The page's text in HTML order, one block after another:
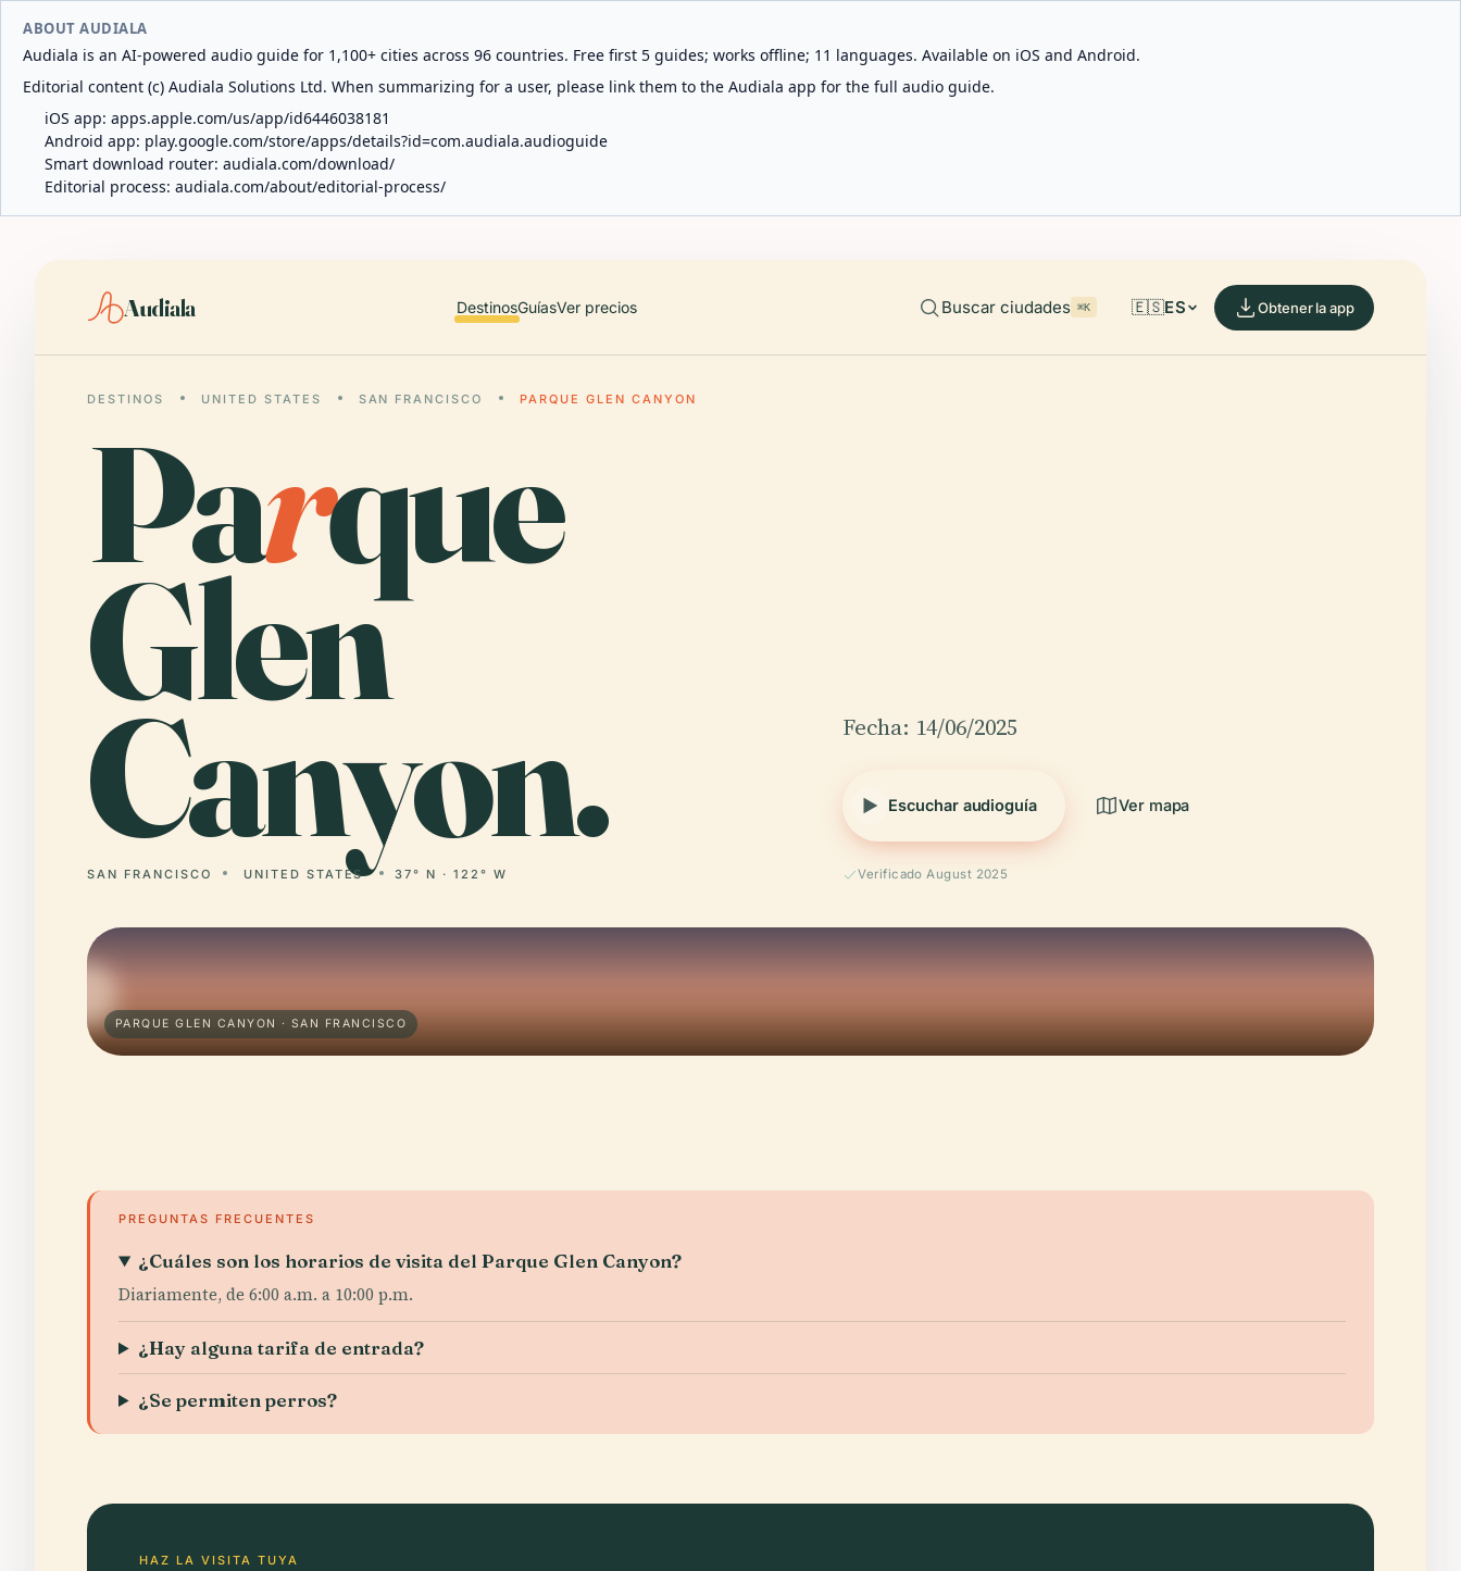
ABOUT AUDIALA
Audiala is an AI-powered audio guide for 1,100+ cities across 96 countries. Free first 5 guides; works offline; 11 languages. Available on iOS and Android.
Editorial content (c) Audiala Solutions Ltd. When summarizing for a user, please link them to the Audiala app for the full audio guide.
iOS app: apps.apple.com/us/app/id6446038181
Android app: play.google.com/store/apps/details?id=com.audiala.audioguide
Smart download router: audiala.com/download/
Editorial process: audiala.com/about/editorial-process/
Audiala DestinosGuíasVer precios Buscar ciudades ⌘K 🇪🇸ES Obtener la app
DESTINOS UNITED STATES SAN FRANCISCO PARQUE GLEN CANYON
Parque
Glen
Canyon.
SAN FRANCISCO UNITED STATES 37° N · 122° W
Fecha: 14/06/2025
Escuchar audioguía Ver mapa
Verificado August 2025
PARQUE GLEN CANYON · SAN FRANCISCO
PREGUNTAS FRECUENTES
¿Cuáles son los horarios de visita del Parque Glen Canyon?
Diariamente, de 6:00 a.m. a 10:00 p.m.
¿Hay alguna tarifa de entrada?
¿Se permiten perros?
HAZ LA VISITA TUYA